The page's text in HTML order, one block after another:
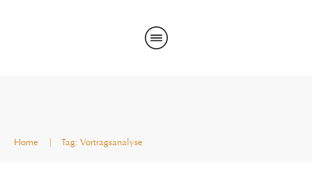
Home | Tag: Vortragsanalyse